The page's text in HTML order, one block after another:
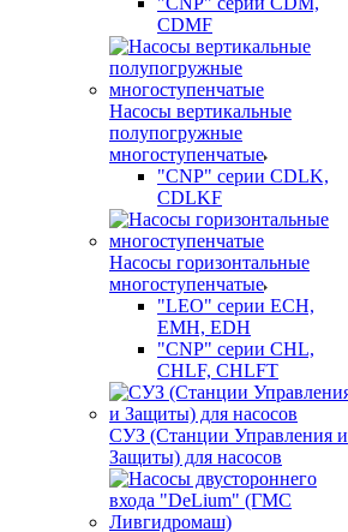
CDMF
Насосы вертикальные
полупогружные
многоступенчатые
"CNP" серии CDLK,
CDLKF
Насосы горизонтальные
многоступенчатые
"LEO" серии ECH,
EMH, EDH
"CNP" серии CHL,
CHLF, CHLFT
СУЗ (Станции Управления и
Защиты) для насосов